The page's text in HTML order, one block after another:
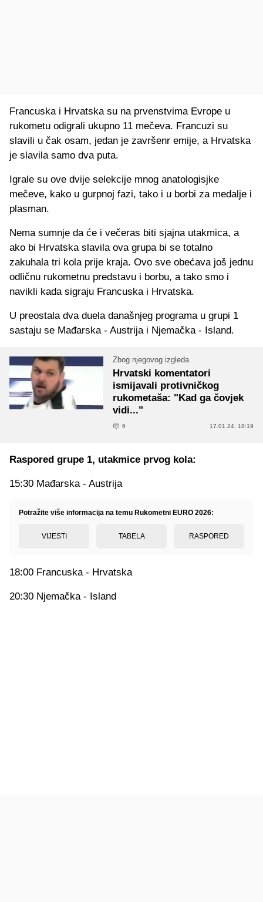
Francuska i Hrvatska su na prvenstvima Evrope u
rukometu odigrali ukupno 11 mečeva. Francuzi su
slavili u čak osam, jedan je završenr emije, a Hrvatska
je slavila samo dva puta.
Igrale su ove dvije selekcije mnog anatologisjke
mečeve, kako u gurpnoj fazi, tako i u borbi za medalje i
plasman.
Nema sumnje da će i večeras biti sjajna utakmica, a
ako bi Hrvatska slavila ova grupa bi se totalno
zakuhala tri kola prije kraja. Ovo sve obećava još jednu
odličnu rukometnu predstavu i borbu, a tako smo i
navikli kada sigraju Francuska i Hrvatska.
U preostala dva duela današnjeg programa u grupi 1
sastaju se Mađarska - Austrija i Njemačka - Island.
Zbog njegovog izgleda
Hrvatski komentatori
ismijavali protivničkog
rukometaša: "Kad ga čovjek
vidi..."
6 17.01.24. 18:19
Raspored grupe 1, utakmice prvog kola:
15:30 Mađarska - Austrija
Potražite više informacija na temu Rukometni EURO 2026:
VIJESTI TABELA RASPORED
18:00 Francuska - Hrvatska
20:30 Njemačka - Island